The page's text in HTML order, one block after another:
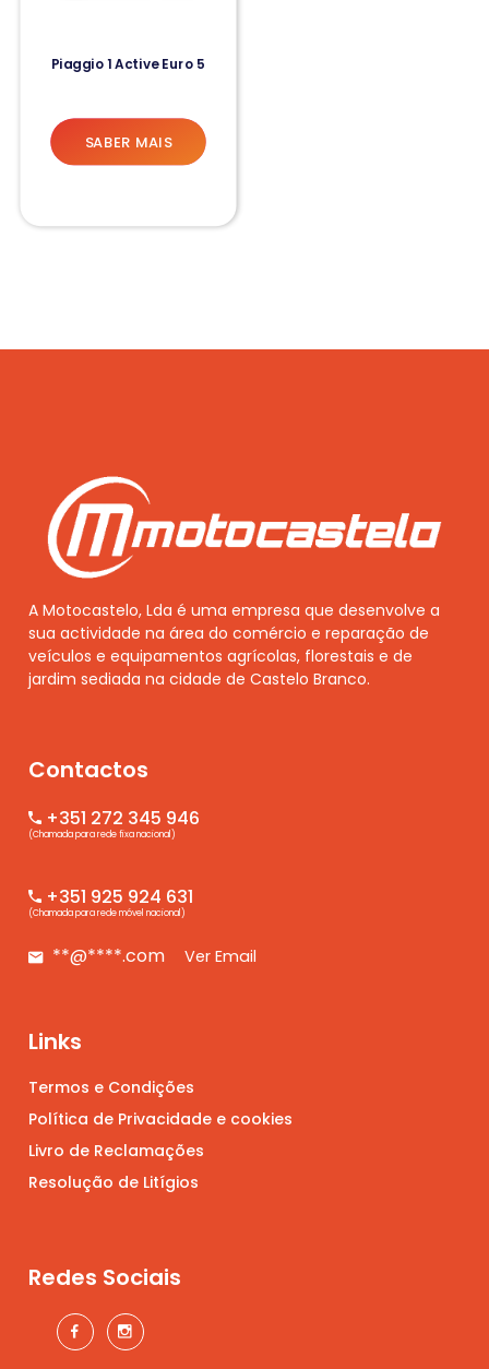
Piaggio 1 Active Euro 5
SABER MAIS
A Motocastelo, Lda é uma empresa que desenvolve a
sua actividade na área do comércio e reparação de
veículos e equipamentos agrícolas, florestais e de
jardim sediada na cidade de Castelo Branco.
Contactos
+351 272 345 946
(Chamada para rede fixa nacional)
+351 925 924 631
(Chamada para rede móvel nacional)
**@****.com Ver Email
Links
Termos e Condições
Política de Privacidade e cookies
Livro de Reclamações
Resolução de Litígios
Redes Sociais